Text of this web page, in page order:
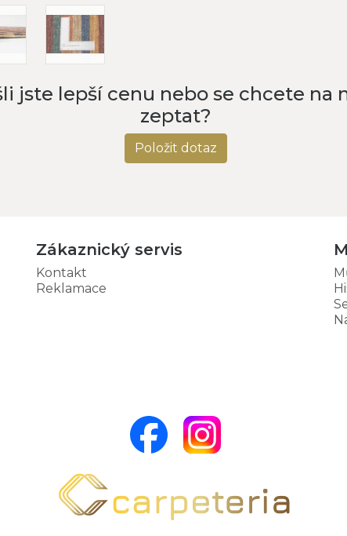
jste lepší cenu nebo se chcete na
zeptat?
Položit dotaz
Zákaznický servis
Kontakt
Reklamace